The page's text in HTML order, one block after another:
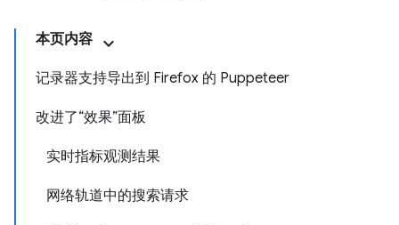
本页内容
记录器支持导出到 Firefox 的 Puppeteer
改进了“效果”面板
实时指标观测结果
网络轨道中的搜索请求